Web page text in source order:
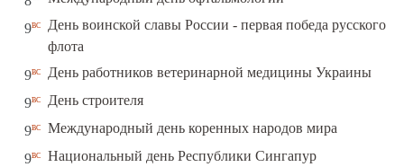
9вс
День воинской славы России - первая победа русского
флота
9вс День работников ветеринарной медицины Украины
9вс День строителя
9вс Международный день коренных народов мира
9вс Национальный день Республики Сингапур